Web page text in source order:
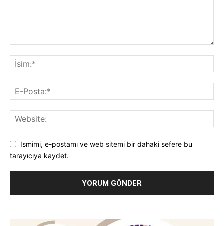
Ismimi, e-postamı ve web sitemi bir dahaki sefere bu
tarayıcıya kaydet.